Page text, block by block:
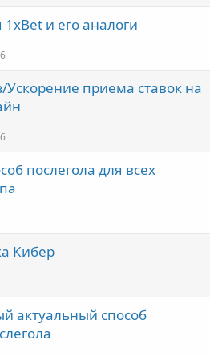
и его аналоги
Ускорение приема ставок на
послегола для всех
Кибер
актуальный способ